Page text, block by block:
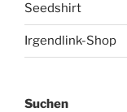
Seedshirt
Irgendlink-Shop
Suchen